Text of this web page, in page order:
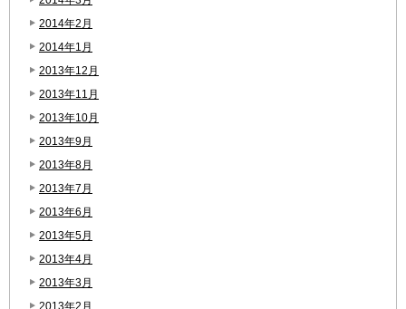
2014年2月
2014年1月
2013年12月
2013年11月
2013年10月
2013年9月
2013年8月
2013年7月
2013年6月
2013年5月
2013年4月
2013年3月
2013年2月